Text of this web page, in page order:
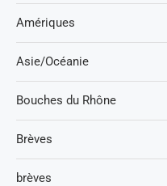
Amériques
Asie/Océanie
Bouches du Rhône
Brèves
brèves